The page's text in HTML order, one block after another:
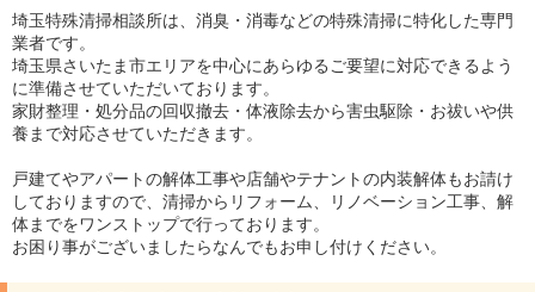
埼玉特殊清掃相談所は、消臭・消毒などの特殊清掃に特化した専門
業者です。
埼玉県さいたま市エリアを中心にあらゆるご要望に対応できるよう
に準備させていただいております。
家財整理・処分品の回収撤去・体液除去から害虫駆除・お祓いや供
養まで対応させていただきます。
戸建てやアパートの解体工事や店舗やテナントの内装解体もお請け
しておりますので、清掃からリフォーム、リノベーション工事、解
体までをワンストップで行っております。
お困り事がございましたらなんでもお申し付けください。